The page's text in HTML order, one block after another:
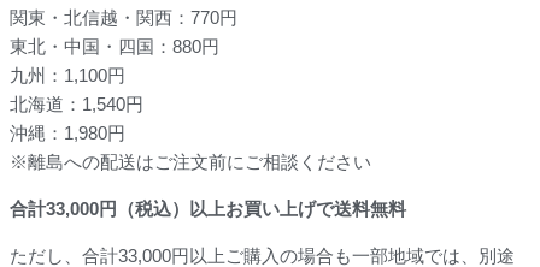
関東・北信越・関西：770円
東北・中国・四国：880円
九州：1,100円
北海道：1,540円
沖縄：1,980円
※離島への配送はご注文前にご相談ください
合計33,000円（税込）以上お買い上げで送料無料
ただし、合計33,000円以上ご購入の場合も一部地域では、別途